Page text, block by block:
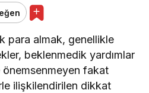
para almak, genellikle
beklenmedik yardımlar
önemsenmeyen fakat
ilişkilendirilen dikkat